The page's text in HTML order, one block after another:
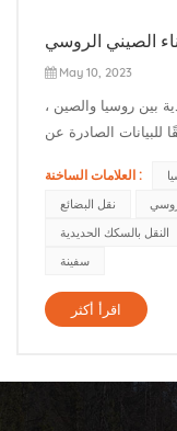
الصيني الروسي
May 10, 2023
بين روسيا والصين ،
للبيانات الصادرة عن
السريعة في الشرق
العلامات الساخنة :
نقل البضائع
النقل بالسكك الحديدية
سفينة
اقرأ أكثر